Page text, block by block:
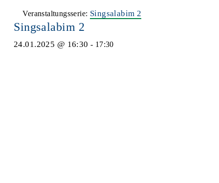
Veranstaltungsserie: Singsalabim 2
Singsalabim 2
24.01.2025 @ 16:30 - 17:30